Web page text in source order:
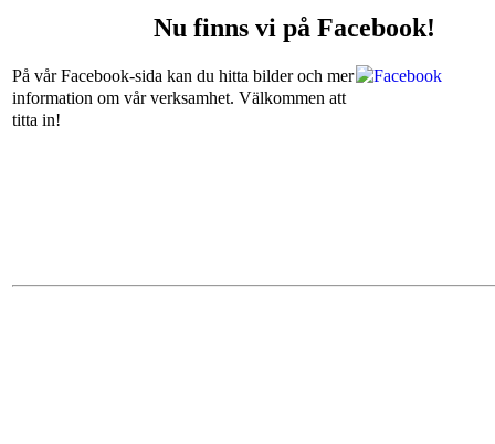
Nu finns vi på Facebook!
På vår Facebook-sida kan du hitta bilder och mer
information om vår verksamhet. Välkommen att
titta in!